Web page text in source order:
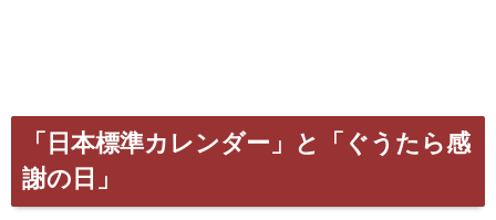
「日本標準カレンダー」と「ぐうたら感
謝の日」